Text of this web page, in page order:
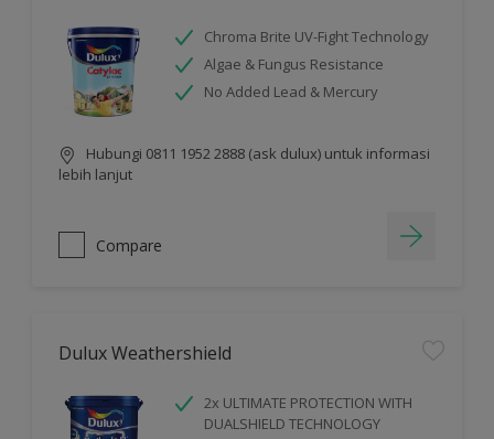
Chroma Brite UV-Fight Technology
Algae & Fungus Resistance
No Added Lead & Mercury
Hubungi 0811 1952 2888 (ask dulux) untuk informasi
lebih lanjut
Compare
Dulux Weathershield
2x ULTIMATE PROTECTION WITH
DUALSHIELD TECHNOLOGY